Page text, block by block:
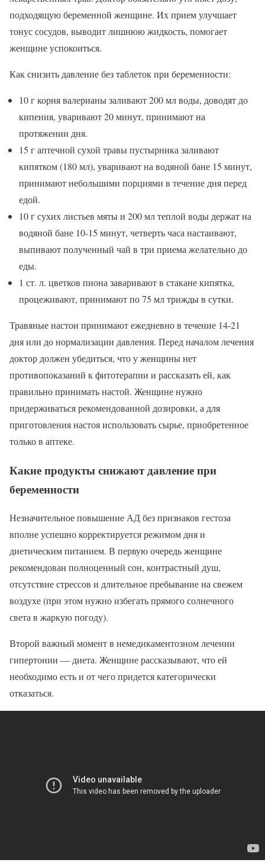
подходящую беременной женщине. Их прием улучшает
тонус сосудов, выводит лишнюю жидкость, помогает
женщине успокоиться.
Как снизить давление без таблеток при беременности:
10 г корня валерианы заливают 200 мл воды, доводят до
кипения, уваривают 20 минут, принимают на
протяжении дня.
15 г аптечной сухой травы пустырника заливают
кипятком (180 мл), уваривают на водяной бане 15 минут,
принимают небольшими порциями в течение дня перед
едой.
10 г сухих листьев мяты и 200 мл теплой воды держат на
водяной бане 10-15 минут, четверть часа настаивают,
выпивают полученный чай в три приема желательно до
еды.
1 ст. л. цветков пиона заваривают в стакане кипятка,
процеживают, принимают по 75 мл трижды в сутки.
Травяные настои принимают ежедневно в течение 14-21
дня или до нормализации давления. Перед началом лечения
доктор должен убедиться, что у женщины нет
противопоказаний к фитотерапии и рассказать ей, как
правильно принимать настой. Женщине нужно
придерживаться рекомендованной дозировки, а для
приготовления настоя использовать сырье, приобретенное
только в аптеке.
Какие продукты снижают давление при
беременности
Незначительное повышение АД без признаков гестоза
вполне успешно корректируется режимом дня и
диетическим питанием. В первую очередь женщине
рекомендован полноценный сон, контрастный душ,
отсутствие стрессов и длительное пребывание на свежем
воздухе (при этом нужно избегать прямого солнечного
света в жаркую погоду).
Второй важный момент в немедикаментозном лечении
гипертонии ― диета. Женщине рассказывают, что ей
необходимо есть и от чего придется категорически
отказаться.